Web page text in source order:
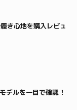
き心地を購入レビュ
デルを一目で確認！